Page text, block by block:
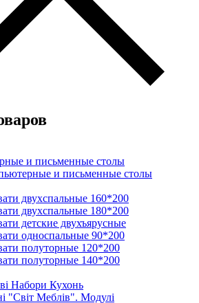
и письменные столы
и письменные столы
двухспальные 160*200
двухспальные 180*200
детские двухъярусные
односпальные 90*200
полуторные 120*200
полуторные 140*200
Набори Кухонь
"Світ Меблів". Модулі